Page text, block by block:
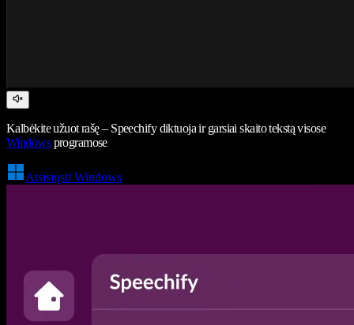
Kalbėkite užuot rašę – Speechify diktuoja ir garsiai skaito tekstą visose
Windowsprogramose
Atsisiųsti Windows